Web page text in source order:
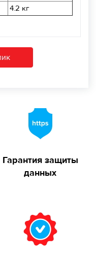
4.2 кг
Гарантия защиты
данных